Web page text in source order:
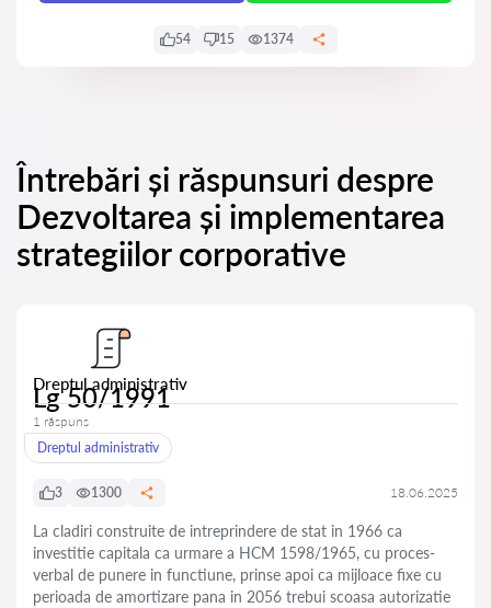
54 15 1374
Întrebări și răspunsuri despre
Dezvoltarea și implementarea
strategiilor corporative
Dreptul administrativ
Lg 50/1991
1 răspuns
Dreptul administrativ
3 1300 18.06.2025
La cladiri construite de intreprindere de stat in 1966 ca
investitie capitala ca urmare a HCM 1598/1965, cu proces-
verbal de punere in functiune, prinse apoi ca mijloace fixe cu
perioada de amortizare pana in 2056 trebui scoasa autorizatie